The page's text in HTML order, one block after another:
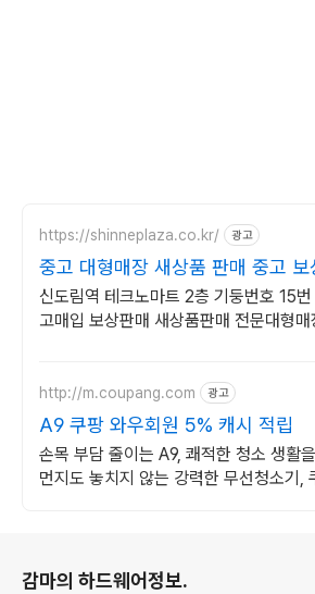
https://shinneplaza.co.kr/ 광고
중고 대형매장 새상품 판매 중고 보
판매
신도림역 테크노마트 2층 기둥번호 15번
고매입 보상판매 새상품판매 전문대형매
http://m.coupang.com 광고
A9 쿠팡 와우회원 5% 캐시 적립
손목 부담 줄이는 A9, 쾌적한 청소 생활
먼지도 놓치지 않는 강력한 무선청소기,
감마의 하드웨어정보.